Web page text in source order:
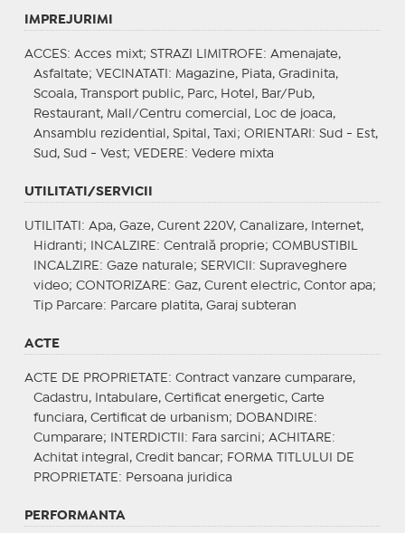
IMPREJURIMI
ACCES: Acces mixt; STRAZI LIMITROFE : Amenajate,
Asfaltate; VECINATATI : Magazine, Piata, Gradinita,
Scoala, Transport public, Parc, Hotel, Bar/Pub,
Restaurant, Mall/Centru comercial, Loc de joaca,
Ansamblu rezidential, Spital, Taxi; ORIENTARI : Sud - Est,
Sud, Sud - Vest; VEDERE : Vedere mixta
UTILITATI/SERVICII
UTILITATI : Apa, Gaze, Curent 220V, Canalizare, Internet,
Hidranti;
INCALZIRE : Centrală proprie; COMBUSTIBIL
INCALZIRE : Gaze naturale; SERVICII : Supraveghere
video; CONTORIZARE : Gaz, Curent electric, Contor apa;
Tip Parcare: Parcare platita, Garaj subteran
ACTE
ACTE DE PROPRIETATE : Contract vanzare cumparare,
Cadastru, Intabulare, Certificat energetic, Carte
funciara, Certificat de urbanism;
DOBANDIRE :
Cumparare;
INTERDICTII : Fara sarcini; ACHITARE :
Achitat integral, Credit bancar; FORMA TITLULUI DE
PROPRIETATE : Persoana juridica
PERFORMANTA